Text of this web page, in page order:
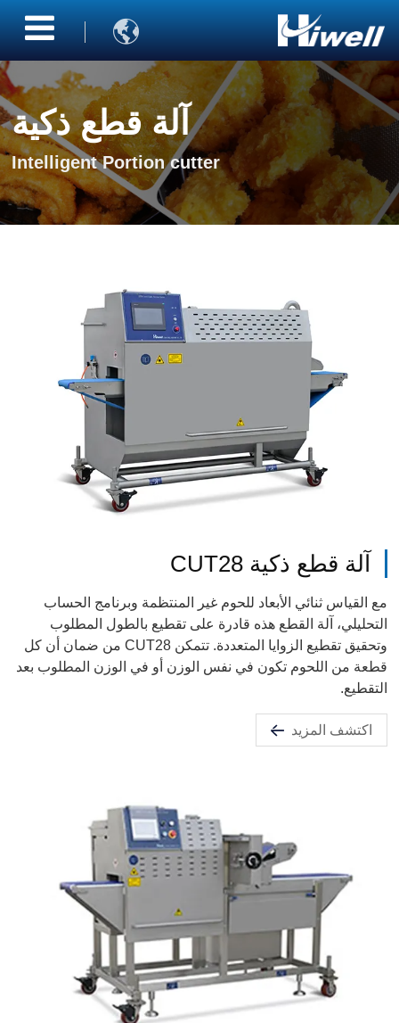

آلة قطع ذكية
Intelligent Portion cutter
آلة قطع ذكية CUT28
مع القياس ثنائي الأبعاد للحوم غير المنتظمة وبرنامج الحساب
التحليلي، آلة القطع هذه قادرة على تقطيع بالطول المطلوب
وتحقيق تقطيع الزوايا المتعددة. تتمكن CUT28 من ضمان أن كل
قطعة من اللحوم تكون في نفس الوزن أو في الوزن المطلوب بعد
التقطيع.
اكتشف المزيد